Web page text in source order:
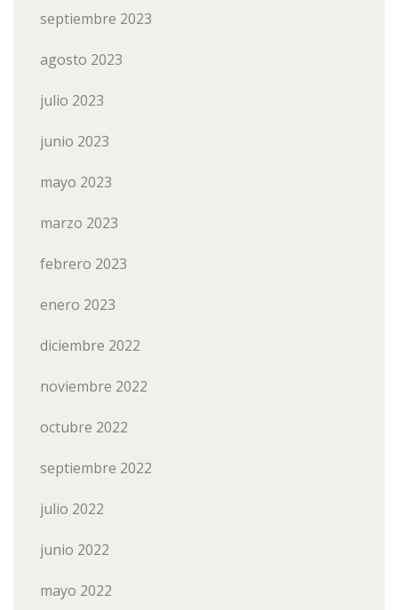
septiembre 2023
agosto 2023
julio 2023
junio 2023
mayo 2023
marzo 2023
febrero 2023
enero 2023
diciembre 2022
noviembre 2022
octubre 2022
septiembre 2022
julio 2022
junio 2022
mayo 2022